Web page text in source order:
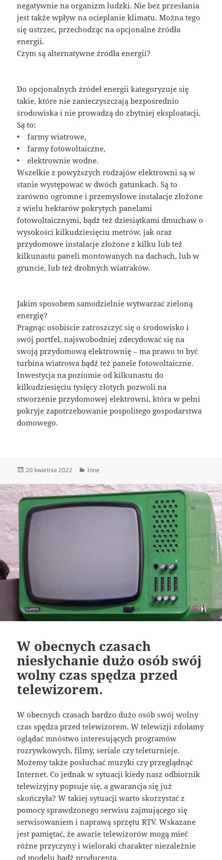
negatywnie na organizm ludzki. Nie bez przesłania
jest także wpływ na ocieplanie klimatu. Można tego
się ustrzec, przechodząc na opcjonalne źródła
energii.
Czym są alternatywne źródła energii?
Do opcjonalnych źródeł energii kategoryzuje się
takie, które nie zanieczyszczają bezpośrednio
środowiska i nie prowadzą do zbytniej eksploatacji.
Są to:
• farmy wiatrowe,
• farmy fotowoltaiczne,
• elektrownie wodne.
Wszelkie z powyższych rodzajów elektrowni są w
stanie występować w dwóch gatunkach. Są to
zarówno ogromne i przemysłowe instalacje złożone
z wielu hektarów pokrytych panelami
fotowoltaicznymi, bądź też dziesiątkami dmuchaw o
wysokości kilkudziesięciu metrów, jak oraz
przydomowe instalacje złożone z kilku lub też
kilkunastu paneli montowanych na dachach, lub w
gruncie, lub też drobnych wiatraków.
Jakim sposobem samodzielnie wytwarzać zieloną
energię?
Pragnąc osobiście zatroszczyć się o środowisko i
swój portfel, najswobodniej zdecydować się na
swoją przydomową elektrownię – ma prawo to być
turbina wiatrowa bądź też panele fotowoltaiczne.
Inwestycja na poziomie od kilkunastu do
kilkudziesięciu tysięcy złotych pozwoli na
stworzenie przydomowej elektrowni, która w pełni
pokryje zapotrzebowanie pospolitego gospodarstwa
domowego.
Data
20 kwietnia 2022 Kategorie
Inne
W obecnych czasach
niesłychanie dużo osób swój
wolny czas spędza przed
telewizorem.
W obecnych czasach bardzo dużo osób swój wolny
czas spędza przed telewizorem. W telewizji zdołamy
oglądać mnóstwo interesujących programów
rozrywkowych, filmy, seriale czy teleturnieje.
Możemy także posłuchać muzyki czy przeglądnąć
Internet. Co jednak w sytuacji kiedy nasz odbiornik
telewizyjny popsuje się, a gwarancja się już
skończyła? W takiej sytuacji warto skorzystać z
pomocy sprawdzonego serwisu zajmującego się
serwisowaniem i naprawą sprzętu RTV. Wskazane
jest pamiętać, że awarie telewizorów mogą mieć
różne przyczyny i wieloraki charakter niezależnie
od modelu bądź producenta.